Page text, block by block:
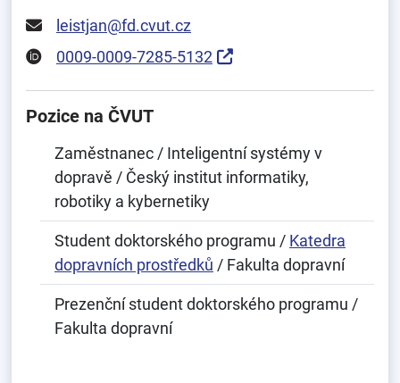
leistjan@fd.cvut.cz
0009-0009-7285-5132
Pozice na ČVUT
Zaměstnanec / Inteligentní systémy v
dopravě / Český institut informatiky,
robotiky a kybernetiky
Student doktorského programu / Katedra
dopravních prostředků / Fakulta dopravní
Prezenční student doktorského programu /
Fakulta dopravní